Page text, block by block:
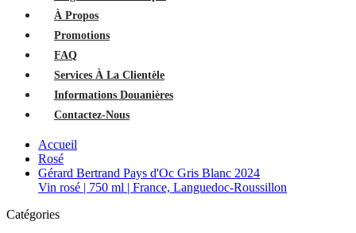
À Propos
Promotions
FAQ
Services À La Clientèle
Informations Douanières
Contactez-Nous
Accueil
Rosé
Gérard Bertrand Pays d'Oc Gris Blanc 2024
Vin rosé | 750 ml | France, Languedoc-Roussillon
Catégories